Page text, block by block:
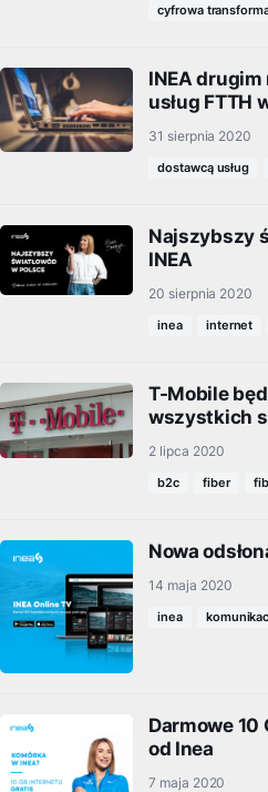
cyfrowa
INEA
usług FTTH
31 sierpnia 2020
dostawcą usług
Najszybszy
INEA
20 sierpnia 2020
inea internet
T-Mobile
wszystkich
2 lipca 2020
b2c fiber
Nowa
14 maja 2020
inea
Darmowe
od Inea
7 maja 2020